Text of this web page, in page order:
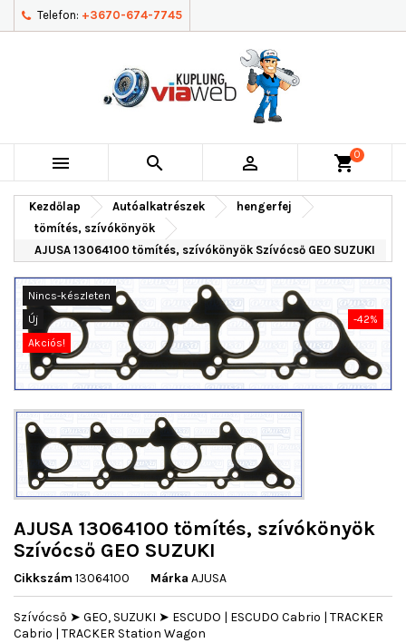
Telefon: +3670-674-7745
   shopping_cart0
Kezdőlap Autóalkatrészek
hengerfej
tömítés, szívókönyök
AJUSA 13064100 tömítés, szívókönyök Szívócső GEO SUZUKI
Nincs-készleten
Új
-42%
Akciós!
AJUSA 13064100 tömítés, szívókönyök
Szívócső GEO SUZUKI
Cikkszám 13064100 Márka AJUSA
Szívócső ➤ GEO, SUZUKI ➤ ESCUDO | ESCUDO Cabrio | TRACKER
Cabrio | TRACKER Station Wagon